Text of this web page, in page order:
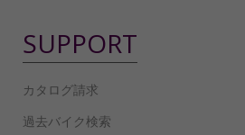
SUPPORT
カタログ請求
過去バイク検索